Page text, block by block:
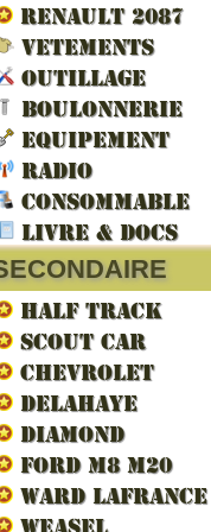
RENAULT 2087
VETEMENTS
OUTILLAGE
BOULONNERIE
EQUIPEMENT
RADIO
CONSOMMABLE
LIVRE & DOCS
HALF TRACK
SCOUT CAR
CHEVROLET
DELAHAYE
DIAMOND
FORD M8 M20
WARD LAFRANCE
WEASEL